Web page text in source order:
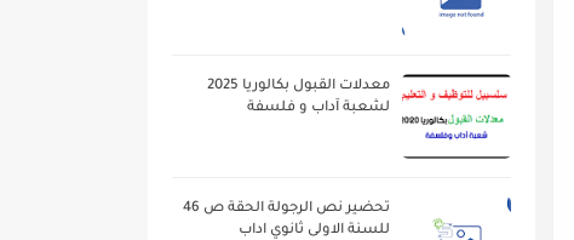
معدلات القبول بكالوريا 2025
لشعبة آداب و فلسفة
تحضير نص الرجولة الحقة ص 46
للسنة الاولى ثانوي اداب